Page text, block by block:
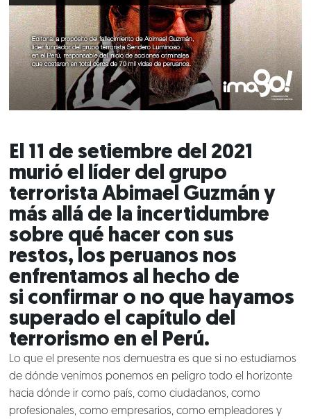
El 11 de setiembre del 2021
murió el líder del grupo
terrorista Abimael Guzmán y
más allá de la incertidumbre
sobre qué hacer con sus
restos, los peruanos nos
enfrentamos al hecho de
si confirmar o no que hayamos
superado el capítulo del
terrorismo en el Perú.
Lo que el presente nos demuestra es que si no estudiamos
de dónde venimos ponemos en peligro todo el horizonte
hacia dónde ir como país, como ciudadanos, como
profesionales, como empresarios, como empleadores y